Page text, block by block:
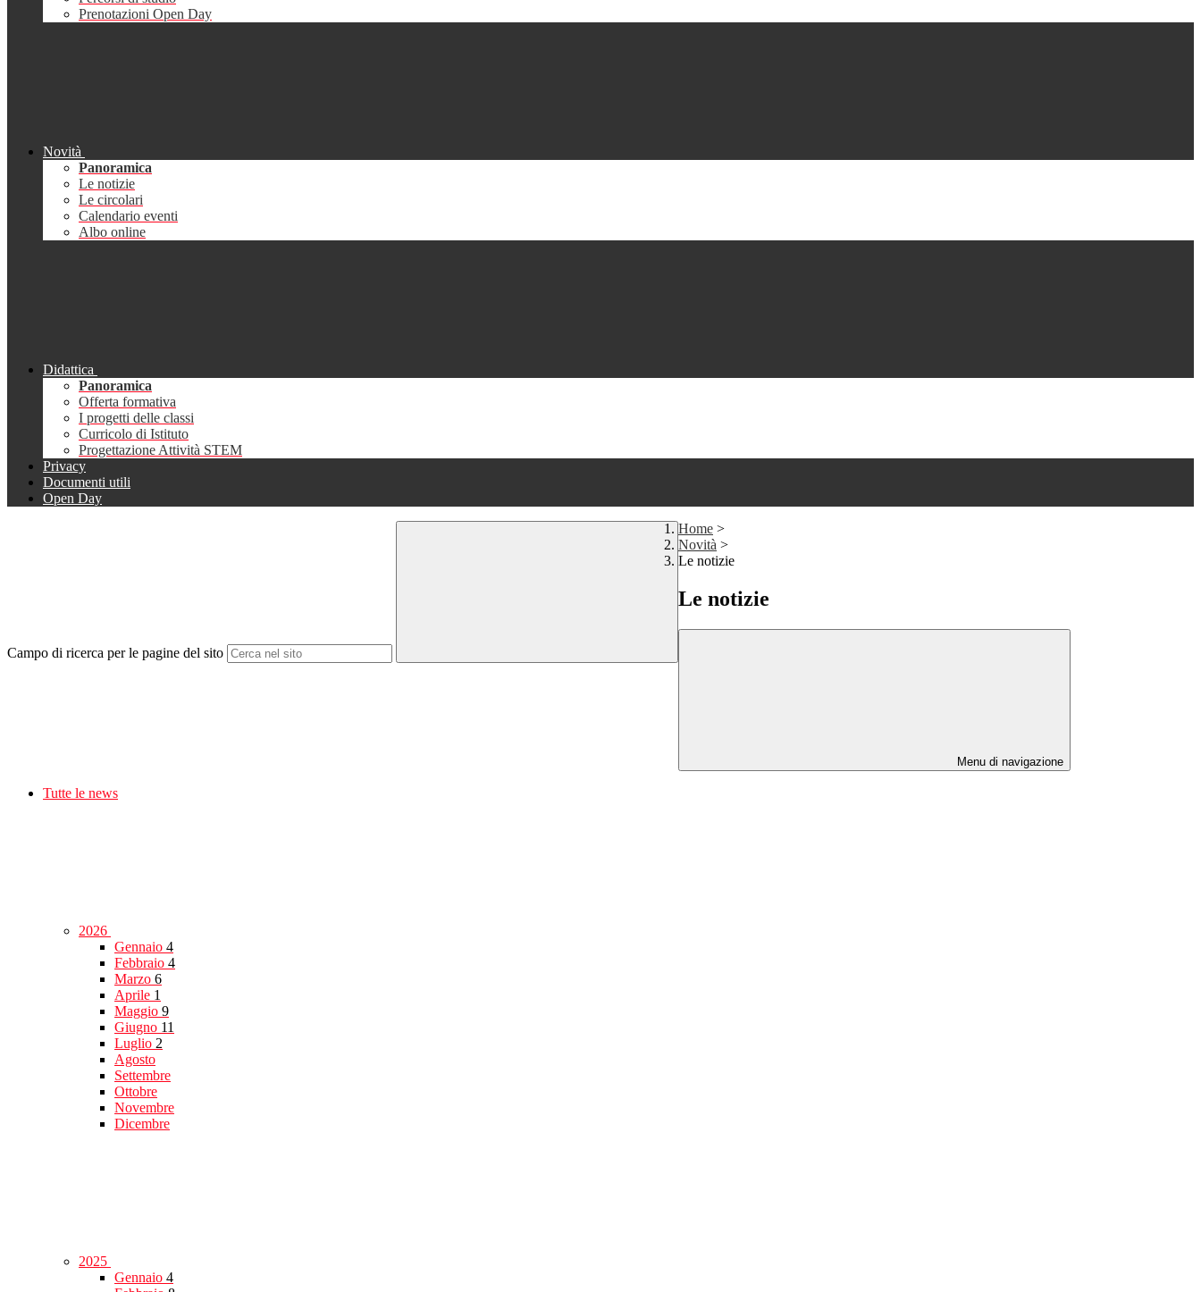
Prenotazioni Open Day
Novità
Panoramica
Le notizie
Le circolari
Calendario eventi
Albo online
Didattica
Panoramica
Offerta formativa
I progetti delle classi
Curricolo di Istituto
Progettazione Attività STEM
Privacy
Documenti utili
Open Day
Campo di ricerca per le pagine del sito
Home >
Novità >
Le notizie
Le notizie
Menu di navigazione
Tutte le news
2026
Gennaio 4
Febbraio 4
Marzo 6
Aprile 1
Maggio 9
Giugno 11
Luglio 2
Agosto
Settembre
Ottobre
Novembre
Dicembre
2025
Gennaio 4